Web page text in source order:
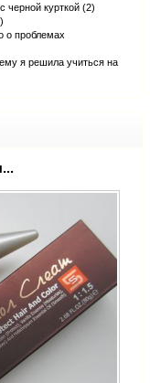
черной курткой (2)
о проблемах
я решила учиться на